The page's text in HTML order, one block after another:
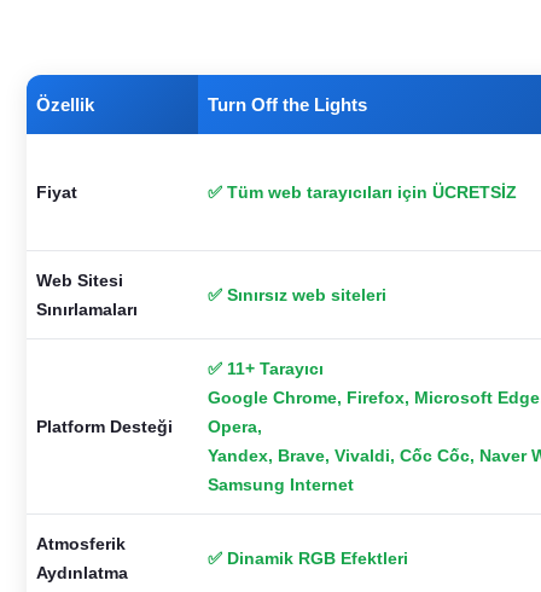
Özellik Turn Off the Lights
Fiyat ✅ Tüm web tarayıcıları için ÜCRETSİZ
Web Sitesi
Sınırlamaları
✅ Sınırsız web siteleri
Platform Desteği
✅ 11+ Tarayıcı
Google Chrome, Firefox, Microsoft
Opera,
Yandex, Brave, Vivaldi, Cốc Cốc, Naver
Samsung Internet
Atmosferik
Aydınlatma
✅ Dinamik RGB Efektleri